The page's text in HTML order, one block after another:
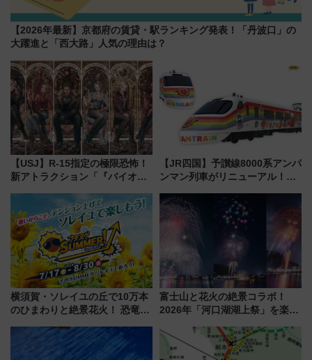
【2026年最新】京都府の賃貸・駅ランキング発表！「丹波口」の
大躍進と「西大路」人気の理由は？
【USJ】R-15指定の極限恐怖！
新アトラクション「『バイオハ
ブ」今秋登場 ―予測不能の恐
怖に泣き叫べ―
【JR四国】予讃線8000系アンパ
ンマン列車がリニューアル！内
今年12月
横須賀・ソレイユの丘で10万本
のひまわりと絶景花火！ 恐竜や
帰りお出かけ最新情報（2026年
7月17日～開催）
富士山と花火の絶景コラボ！
2026年「河口湖湖上祭」を楽し
ススメ